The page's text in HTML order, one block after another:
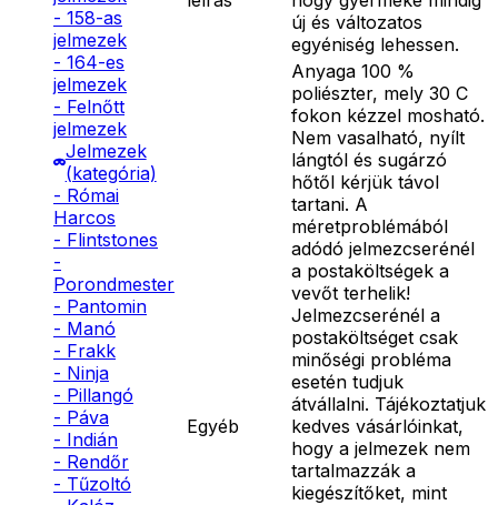
- 158-as
jelmezek
- 164-es
jelmezek
- Felnőtt
jelmezek
Jelmezek
(kategória)
- Római
Harcos
- Flintstones
-
Porondmester
- Pantomin
- Manó
- Frakk
- Ninja
- Pillangó
- Páva
- Indián
- Rendőr
- Tűzoltó
új és változatos
egyéniség lehessen.
Egyéb
Anyaga 100 %
poliészter, mely 30 C
fokon kézzel mosható.
Nem vasalható, nyílt
lángtól és sugárzó
hőtől kérjük távol
tartani. A
méretproblémából
adódó jelmezcserénél
a postaköltségek a
vevőt terhelik!
Jelmezcserénél a
postaköltséget csak
minőségi probléma
esetén tudjuk
átvállalni. Tájékoztatjuk
kedves vásárlóinkat,
hogy a jelmezek nem
tartalmazzák a
kiegészítőket, mint